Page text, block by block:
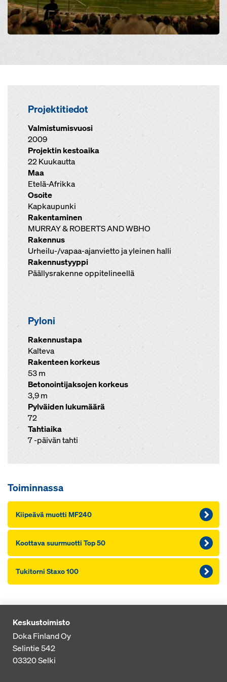
Projektitiedot
Valmistumisvuosi
2009
Projektin kestoaika
22 Kuukautta
Maa
Etelä-Afrikka
Osoite
Kapkaupunki
Rakentaminen
MURRAY & ROBERTS AND WBHO
Rakennus
Urheilu-/vapaa-ajanvietto ja yleinen halli
Rakennustyyppi
Päällysrakenne oppitelineellä
Pyloni
Rakennustapa
Kalteva
Rakenteen korkeus
53 m
Betonointijaksojen korkeus
3,9 m
Pylväiden lukumäärä
72
Tahtiaika
7 -päivän tahti
Toiminnassa
Kii­peä­vä muot­ti MF240
Koot­ta­va suur­muot­ti Top 50
Tu­ki­tor­ni Staxo 100
Keskustoimisto
Doka Finland Oy
Selintie 542
03320Selki